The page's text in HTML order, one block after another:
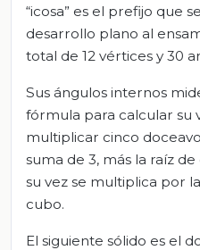
“icosa” es el prefijo que
desarrollo plano al
total de 12 vértices y 30
Sus ángulos internos
fórmula para calcular su
multiplicar cinco
suma de 3, más la raíz
su vez se multiplica por
cubo.
El siguiente sólido es el